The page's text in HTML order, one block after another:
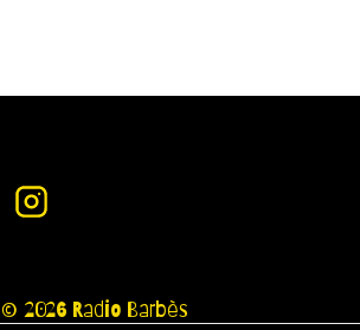
© 2026 Radio Barbès